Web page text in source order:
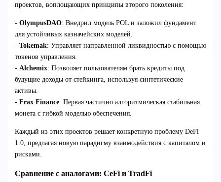
проектов, воплощающих принципы второго поколения:
- OlympusDAO: Внедрил модель POL и заложил фундамент
для устойчивых казначейских моделей.
- Tokemak: Управляет направленной ликвидностью с помощью
токенов управления.
- Alchemix: Позволяет пользователям брать кредиты под
будущие доходы от стейкинга, используя синтетические
активы.
- Frax Finance: Первая частично алгоритмическая стабильная
монета с гибкой моделью обеспечения.
Каждый из этих проектов решает конкретную проблему DeFi
1.0, предлагая новую парадигму взаимодействия с капиталом и
рисками.
Сравнение с аналогами: CeFi и TradFi